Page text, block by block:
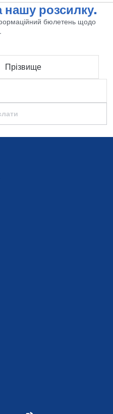
нашу розсилку.
бюлетень щодо
Прізвище